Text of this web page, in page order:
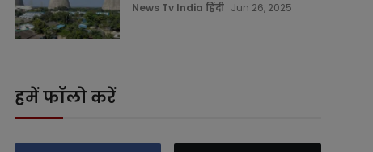
News Tv India हिंदी Jun 26, 2025
हमें फॉलो करें